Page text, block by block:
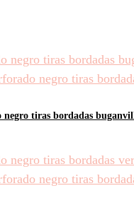
tiras bordadas